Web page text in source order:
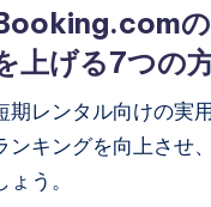
の
上げる7つの
期レンタル向けの実
ンキングを向上させ
ょう。